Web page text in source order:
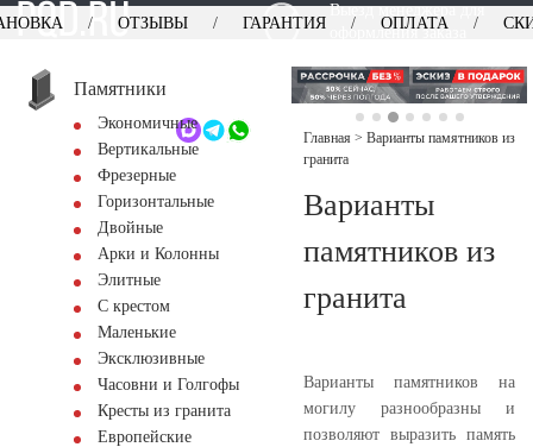
Выезд менеджера для
оформления заказа
+7 (495) 518-44-23
Обратный звонок
ОТЗЫВЫ ГАРАНТИЯ ОПЛАТА
Памятники
Экономичные
Вертикальные
Фрезерные
Горизонтальные
Двойные
Арки и Колонны
Элитные
С крестом
Маленькие
Эксклюзивные
Часовни и Голгофы
Кресты из гранита
Европейские
Главная > Варианты памятников из
гранита
Варианты
памятников из
гранита
Варианты памятников на
могилу разнообразны и
позволяют выразить память